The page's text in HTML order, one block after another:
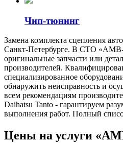
Чип-тюнинг
Замена комплекта сцепления
Санкт-Петербурге. В СТО «АМВ-
оригинальные запчасти или
производителей.
специализированное
обнаружить неисправность и
всем рекомендациям
Daihatsu Tanto - гарантируем
выполнения работ. Полный
Цены на услуги